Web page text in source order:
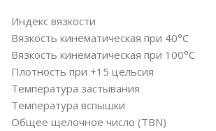
Индекс вязкости
Вязкость кинематическая при 40°С
Вязкость кинематическая при 100°С
Плотность при +15 цельсия
Температура застывания
Температура вспышки
Общее щелочное число (TBN)